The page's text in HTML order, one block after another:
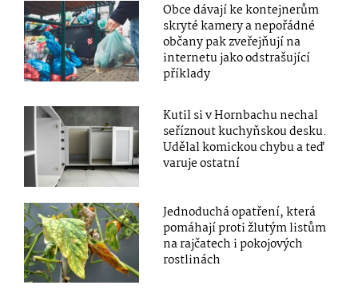
Obce dávají ke kontejnerům
skryté kamery a nepořádné
občany pak zveřejňují na
internetu jako odstrašující
příklady
Kutil si v Hornbachu nechal
seříznout kuchyňskou desku.
Udělal komickou chybu a teď
varuje ostatní
Jednoduchá opatření, která
pomáhají proti žlutým listům
na rajčatech i pokojových
rostlinách